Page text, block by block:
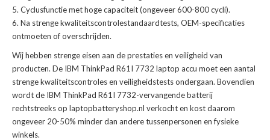
Cyclusfunctie met hoge capaciteit (ongeveer 600-800 cycli).
Na strenge kwaliteitscontrolestandaardtests, OEM-specificaties
ontmoeten of overschrijden.
Wij hebben strenge eisen aan de prestaties en veiligheid van
producten. De IBM ThinkPad R61I 7732 laptop accu moet een aantal
strenge kwaliteitscontroles en veiligheidstests ondergaan. Bovendien
wordt de IBM ThinkPad R61I 7732-vervangende batterij
rechtstreeks op laptopbatteryshop.nl verkocht en kost daarom
ongeveer 20-50% minder dan andere tussenpersonen en fysieke
winkels.